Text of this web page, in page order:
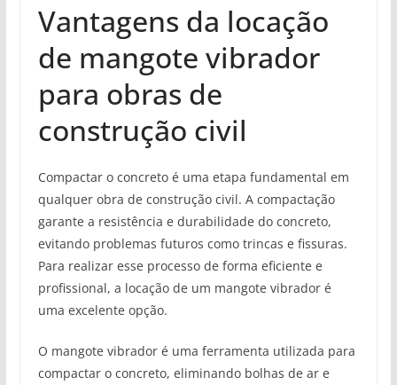
Vantagens da locação
de mangote vibrador
para obras de
construção civil
Compactar o concreto é uma etapa fundamental em
qualquer obra de construção civil. A compactação
garante a resistência e durabilidade do concreto,
evitando problemas futuros como trincas e fissuras.
Para realizar esse processo de forma eficiente e
profissional, a locação de um mangote vibrador é
uma excelente opção.
O mangote vibrador é uma ferramenta utilizada para
compactar o concreto, eliminando bolhas de ar e